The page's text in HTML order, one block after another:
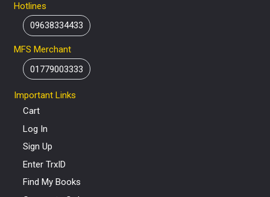
Hotlines
09638334433
MFS Merchant
01779003333
Important Links
Cart
Log In
Sign Up
Enter TrxID
Find My Books